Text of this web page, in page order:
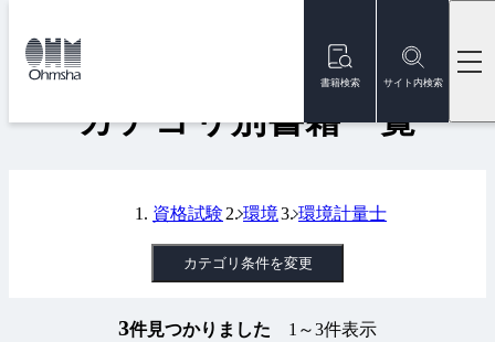
書籍検索 サイト内検索
トップ
カテゴリ別書籍一覧
資格試験 環境 環境計量士
カテゴリ条件を変更
3件見つかりました 1～3件表示